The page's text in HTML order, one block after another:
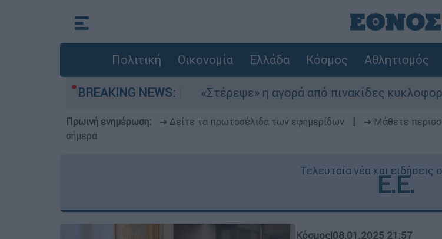
Πολιτική Οικονομία Ελλάδα Κόσμος Αθλητισμός
BREAKING NEWS:
στο Αιγαίο «Στέρεψε» η αγορά από πινακίδες κυκλοφορίας:
Πρωινή ενημέρωση: ➔ Δείτε τα πρωτοσέλιδα των εφημερίδων ➔ Μάθετε
σήμερα
Τελευταία νέα και ειδήσεις
Ε.Ε.
Κόσμος|08.01.2025 21:57